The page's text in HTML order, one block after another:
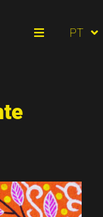
PT
EN